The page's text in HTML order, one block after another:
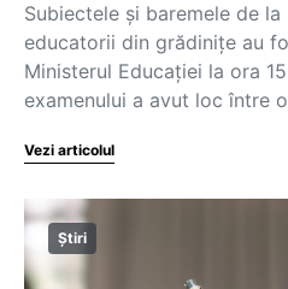
Subiectele și baremele de
educatorii din grădinițe au
Ministerul Educației la ora
examenului a avut loc între
Vezi articolul
Știri